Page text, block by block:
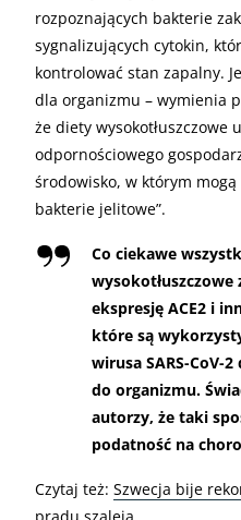
rozpoznających bakterie
sygnalizujących cytokin,
kontrolować stan zapalny.
dla organizmu – wymienia
że diety wysokotłuszczowe
odpornościowego
środowisko, w którym
bakterie jelitowe”.
Co ciekawe
wysokotłuszczowe
ekspresję ACE2 i
które są
wirusa SARS-CoV-
do organizmu.
autorzy, że taki
podatność na
Czytaj też: Szwecja bije